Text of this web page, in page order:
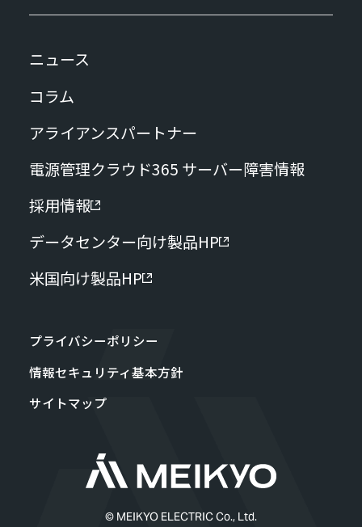
ニュース
コラム
アライアンスパートナー
電源管理クラウド365 サーバー障害情報
採用情報
データセンター向け製品HP
米国向け製品HP
プライバシーポリシー
情報セキュリティ基本方針
サイトマップ
© MEIKYO ELECTRIC Co., Ltd.